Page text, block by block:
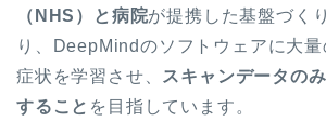
（NHS）と病院が提携した基盤づく
り、DeepMindのソフトウェアに大
症状を学習させ、 スキャンデータの
すること を目指しています。